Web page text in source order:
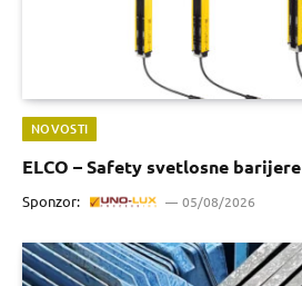
NOVOSTI
ELCO – Safety svetlosne barijere
Sponzor: 05/08/2026